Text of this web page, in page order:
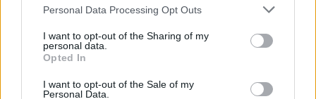
Please note that this website/app uses one or more Google
not limited to your visit or usage behaviour. You may click to
grant or deny consent to Google and its third-party tags to
use your data for below specified purposes in below Google
consent section.
Personal Data Processing Opt Outs
I want to opt-out of the Sharing of my
personal data.
Opted In
I want to opt-out of the Sale of my
Personal Data.
epizódját, ez már nem antológia lesz.